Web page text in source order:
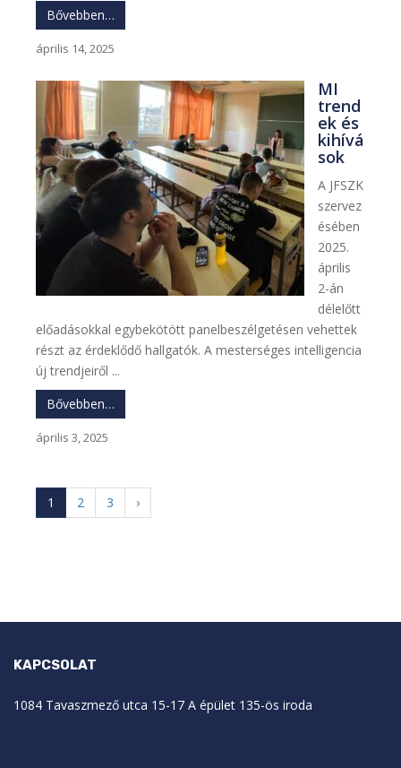
Bővebben…
április 14, 2025
MI
trend
ek és
kihívá
sok
A JFSZK
szervez
ésében
2025.
április
2-án
délelőtt
előadásokkal egybekötött panelbeszélgetésen vehettek
részt az érdeklődő hallgatók. A mesterséges intelligencia
új trendjeiről ...
Bővebben…
április 3, 2025
1 2 3 ›
KAPCSOLAT
1084 Tavaszmező utca 15-17 A épület 135-ös iroda